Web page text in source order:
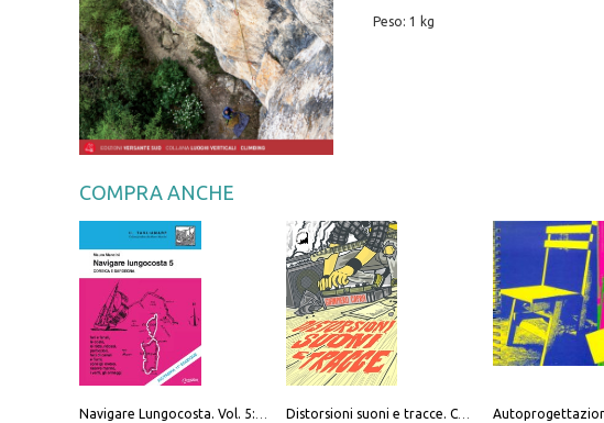
Peso: 1 kg
COMPRA ANCHE
Navigare Lungocosta. Vol. 5: Corsica e Sardegna
Distorsioni suoni e tracce. Columns, storie e playlist dalla scena hardcore punk italiana degli anni '90